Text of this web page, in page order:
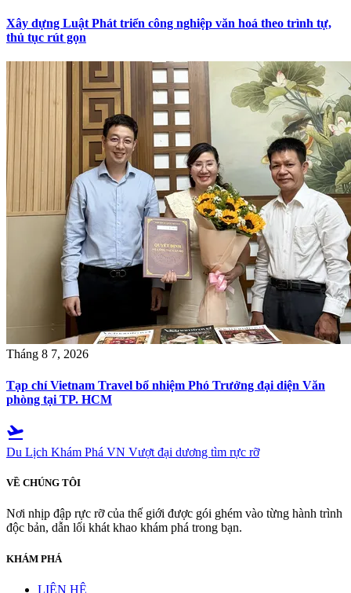
Xây dựng Luật Phát triển công nghiệp văn hoá theo trình tự,
thủ tục rút gọn
Tháng 8 7, 2026
Tạp chí Vietnam Travel bổ nhiệm Phó Trưởng đại diện Văn
phòng tại TP. HCM
flight_takeoff
Du Lịch Khám Phá VN Vượt đại dương tìm rực rỡ
VỀ CHÚNG TÔI
Nơi nhịp đập rực rỡ của thế giới được gói ghém vào từng hành trình
độc bản, dẫn lối khát khao khám phá trong bạn.
KHÁM PHÁ
LIÊN HỆ